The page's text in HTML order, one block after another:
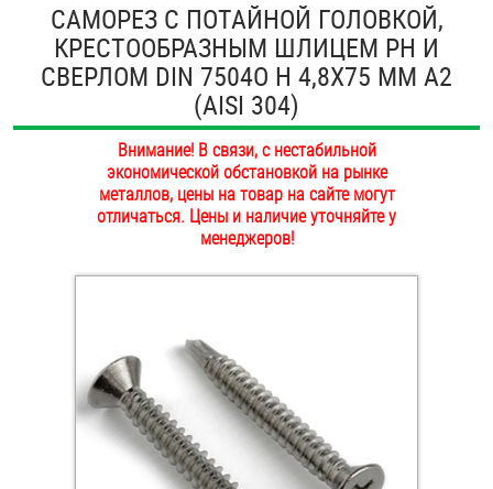
ПОКУПАТЕЛЯМ
ОПЛАТА И ДОСТАВКА
Болты и винты
Втулки
Гайки
Дюбели
Дюймовый крепёж
Инструмент
Крюки, кольца с метрической резьбой
САМОРЕЗ С ПОТАЙНОЙ ГОЛОВКОЙ,
КРЕСТООБРАЗНЫМ ШЛИЦЕМ PH И
СВЕРЛОМ DIN 7504O H 4,8Х75 ММ А2
(AISI 304)
Внимание! В связи, с нестабильной
экономической обстановкой на рынке
металлов, цены на товар на сайте могут
отличаться. Цены и наличие уточняйте у
менеджеров!